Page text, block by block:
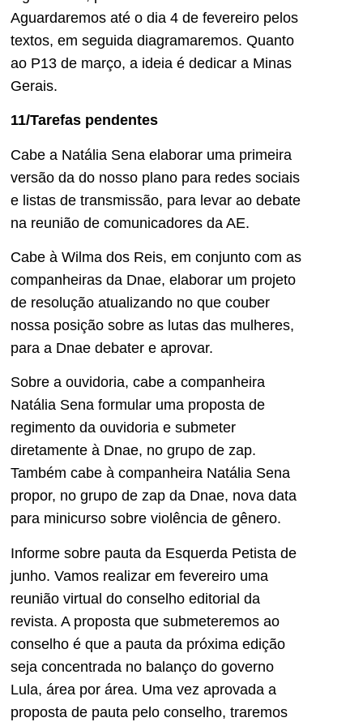
Aguardaremos até o dia 4 de fevereiro pelos
textos, em seguida diagramaremos. Quanto
ao P13 de março, a ideia é dedicar a Minas
Gerais.
11/Tarefas pendentes
Cabe a Natália Sena elaborar uma primeira
versão da do nosso plano para redes sociais
e listas de transmissão, para levar ao debate
na reunião de comunicadores da AE.
Cabe à Wilma dos Reis, em conjunto com as
companheiras da Dnae, elaborar um projeto
de resolução atualizando no que couber
nossa posição sobre as lutas das mulheres,
para a Dnae debater e aprovar.
Sobre a ouvidoria, cabe a companheira
Natália Sena formular uma proposta de
regimento da ouvidoria e submeter
diretamente à Dnae, no grupo de zap.
Também cabe à companheira Natália Sena
propor, no grupo de zap da Dnae, nova data
para minicurso sobre violência de gênero.
Informe sobre pauta da Esquerda Petista de
junho. Vamos realizar em fevereiro uma
reunião virtual do conselho editorial da
revista. A proposta que submeteremos ao
conselho é que a pauta da próxima edição
seja concentrada no balanço do governo
Lula, área por área. Uma vez aprovada a
proposta de pauta pelo conselho, traremos